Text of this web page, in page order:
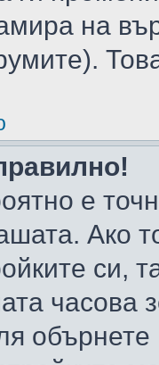
на
е
Ако
си,
обърнете